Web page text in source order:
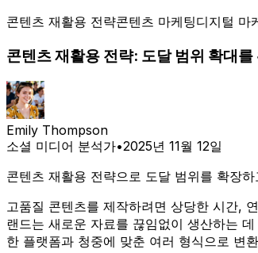
콘텐츠 재활용 전략콘텐츠 마케팅디지털 마
콘텐츠 재활용 전략: 도달 범위 확대를
Emily Thompson
소셜 미디어 분석가•2025년 11월 12일
콘텐츠 재활용 전략으로 도달 범위를 확장
고품질 콘텐츠를 제작하려면 상당한 시간,
랜드는 새로운 자료를 끊임없이 생산하는
한 플랫폼과 청중에 맞춘 여러 형식으로 변